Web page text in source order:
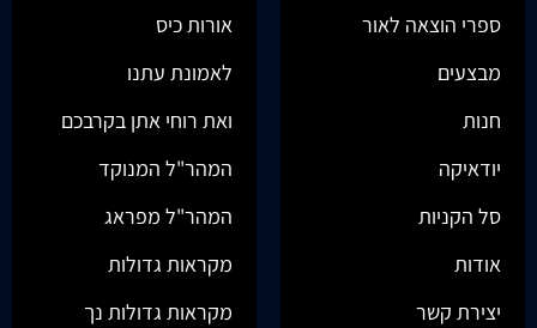
ספרי הוצאה לאור
מבצעים
חנות
יודאיקה
סל הקניות
אודות
יצירת קשר
אורות כיס
לאמונת עתנו
ואת רוחי אתן בקרבכם
המהר"ל המנוקד
המהר"ל מפראג
מקראות גדולות
מקראות גדולות נך